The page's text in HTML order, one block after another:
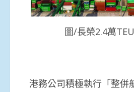
圖/長榮2.4萬
港務公司積極執行「整併